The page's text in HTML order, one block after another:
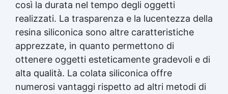
stampi complessi Gomma siliconica liquida
Gomma siliconica morbida Gomma colata
Gomma siliconica per calchi resistenti Gomma
siliconica Gomma siliconica antiaderente See
all articles →
così la durata nel tempo degli oggetti
realizzati. La trasparenza e la lucentezza della
resina siliconica sono altre caratteristiche
apprezzate, in quanto permettono di
ottenere oggetti esteticamente gradevoli e di
alta qualità. La colata siliconica offre
numerosi vantaggi rispetto ad altri metodi di